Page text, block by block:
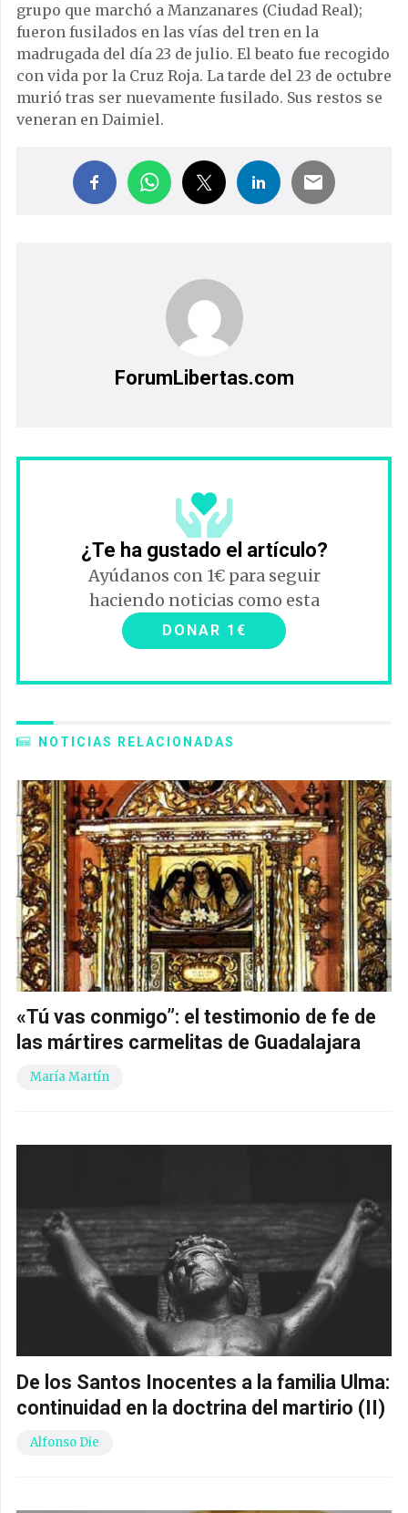
grupo que marchó a Manzanares (Ciudad Real);
fueron fusilados en las vías del tren en la
madrugada del día 23 de julio. El beato fue recogido
con vida por la Cruz Roja. La tarde del 23 de octubre
murió tras ser nuevamente fusilado. Sus restos se
veneran en Daimiel.
ForumLibertas.com
¿Te ha gustado el artículo?
Ayúdanos con 1€ para seguir
haciendo noticias como esta
DONAR 1€
NOTICIAS RELACIONADAS
«Tú vas conmigo”: el testimonio de fe de
las mártires carmelitas de Guadalajara
María Martín
De los Santos Inocentes a la familia Ulma:
continuidad en la doctrina del martirio (II)
Alfonso Die